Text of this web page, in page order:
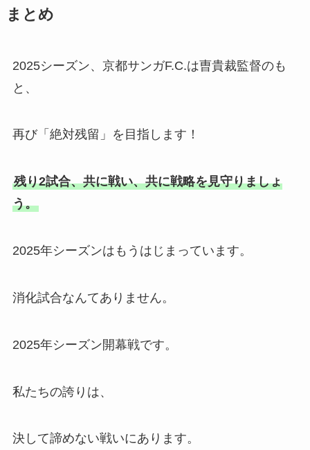
まとめ
2025シーズン、京都サンガF.C.は曺貴裁監督のも
と、
再び「絶対残留」を目指します！
残り2試合、共に戦い、共に戦略を見守りましょ
う。
2025年シーズンはもうはじまっています。
消化試合なんてありません。
2025年シーズン開幕戦です。
私たちの誇りは、
決して諦めない戦いにあります。